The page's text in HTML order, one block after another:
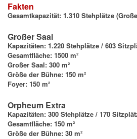
Fakten
Gesamtkapazität: 1.310 Stehplätze
Großer Saal
Kapazitäten: 1.220 Stehplätze / 603
Gesamtfläche: 1500 m²
Großer Saal: 300 m²
Größe der Bühne: 150 m²
Foyer: 150 m²
Orpheum Extra
Kapazitäten: 300 Stehplätze / 170
Gesamtfläche: 150 m²
Größe der Bühne: 30 m²